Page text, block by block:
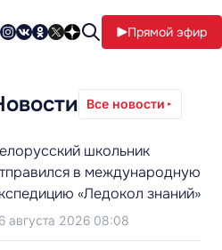
Прямой эфир
Все новости
школьник
в международную
«Ледокол знаний»
августа 2026 08:08